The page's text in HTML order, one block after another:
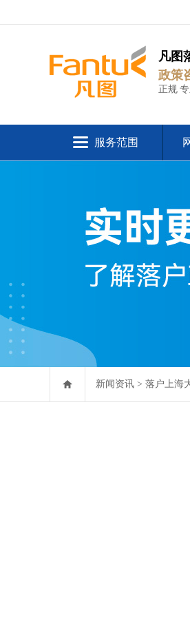
凡图
政策
正规
服务范围
新闻资讯 > 落户上海